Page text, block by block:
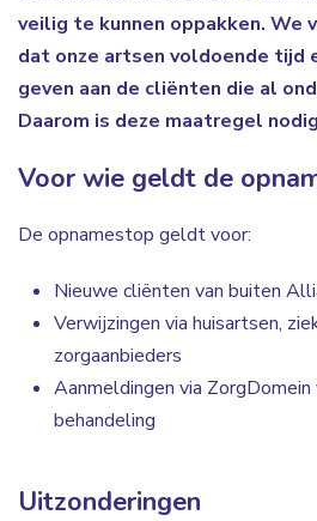
veilig te kunnen oppakken. We
dat onze artsen voldoende tijd
geven aan de cliënten die al
Daarom is deze maatregel
Voor wie geldt de
De opnamestop geldt voor:
Nieuwe cliënten van buiten
Verwijzingen via huisartsen,
zorgaanbieders
Aanmeldingen via
behandeling
Uitzonderingen